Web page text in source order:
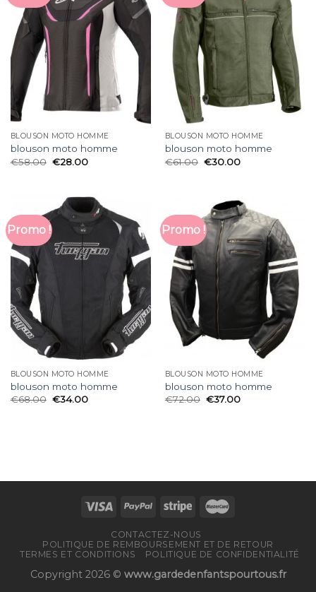
BLOUSON MOTO HOMME
blouson moto homme
€58.00 €28.00
BLOUSON MOTO HOMME
blouson moto homme
€61.00 €30.00
Promo !
BLOUSON MOTO HOMME
blouson moto homme
€68.00 €34.00
Promo !
BLOUSON MOTO HOMME
blouson moto homme
€72.00 €37.00
CONTACTEZ-NOUS
POLITIQUE DE REMBOURSEMENT ET DE RETOUR
TERMES ET CONDITIONS
POLITIQUE DE CONFIDENTIALITÉ
Copyright 2026 © www.gardedenfantspourtous.fr